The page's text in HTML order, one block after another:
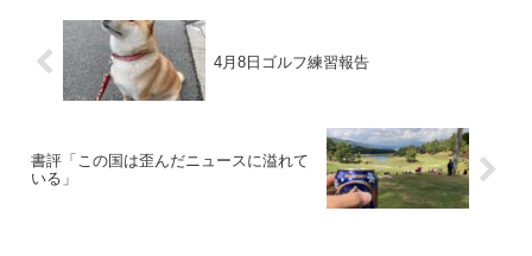
4月8日ゴルフ練習報告
書評「この国は歪んだニュースに溢れて
いる」